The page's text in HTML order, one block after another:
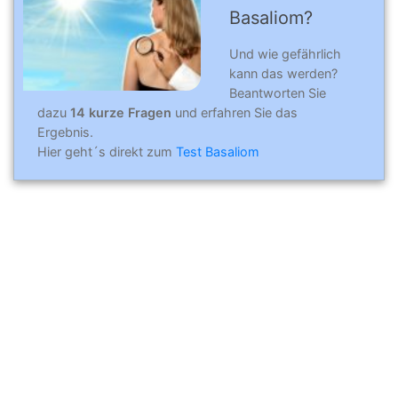
Basaliom?
Und wie gefährlich
kann das werden?
Beantworten Sie
dazu 14 kurze Fragen und erfahren Sie das
Ergebnis.
Hier geht´s direkt zum Test Basaliom